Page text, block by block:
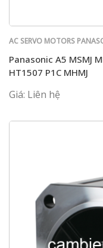
AC SERVO MOTORS
Panasonic A5 MSMJ
HT1507 P1C MHMJ
Giá: Liên hệ